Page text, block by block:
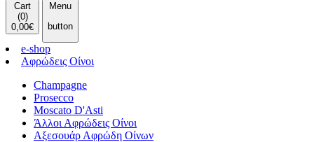
Cart
(0)
0,00€
Menu
button
e-shop
Αφρώδεις Οίνοι
Champagne
Prosecco
Moscato D'Asti
Άλλοι Αφρώδεις Οίνοι
Αξεσουάρ Αφρώδη Οίνων